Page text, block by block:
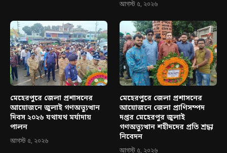
আগস্ট ৫, ২০২৬
মেহেরপুরে জেলা প্রশাসনের
আয়োজনে জুলাই গণঅভ্যুত্থান
দিবস ২০২৬ যথাযথ মর্যাদায়
পালন
আগস্ট ৫, ২০২৬
মেহেরপুরে জেলা প্রশাসনের
আয়োজনে জেলা প্রাণিসম্পদ
দপ্তর মেহেরপুর জুলাই
গণঅভ্যুত্থান শহীদদের প্রতি শ্রদ্ধা
নিবেদন
আগস্ট ৫, ২০২৬